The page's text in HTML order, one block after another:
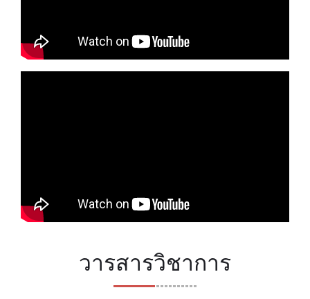
วารสารวิชาการ